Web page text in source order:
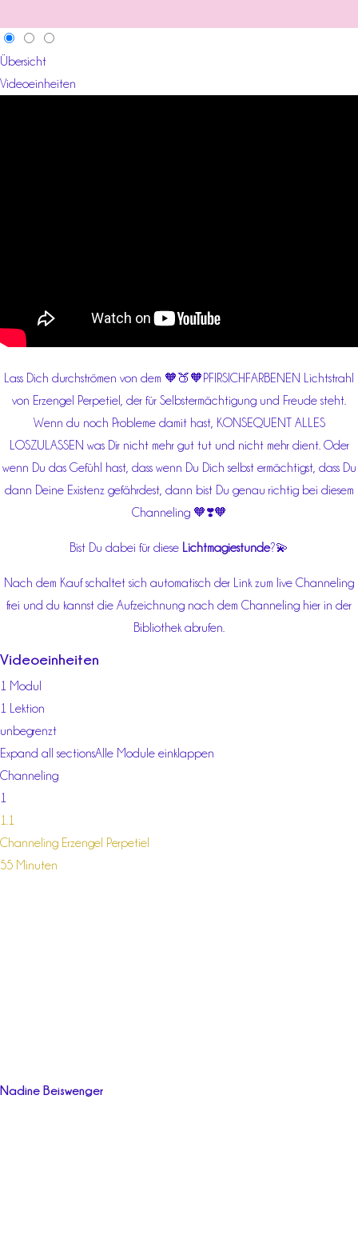
Übersicht
Videoeinheiten
Lass Dich durchströmen von dem 🧡🍑🧡PFIRSICHFARBENEN Lichtstrahl
von Erzengel Perpetiel, der für Selbstermächtigung und Freude steht.
Wenn du noch Probleme damit hast, KONSEQUENT ALLES
LOSZULASSEN was Dir nicht mehr gut tut und nicht mehr dient. Oder
wenn Du das Gefühl hast, dass wenn Du Dich selbst ermächtigst, dass Du
dann Deine Existenz gefährdest, dann bist Du genau richtig bei diesem
Channeling 🧡❣️🧡
Bist Du dabei für diese Lichtmagiestunde?💫
Nach dem Kauf schaltet sich automatisch der Link zum live Channeling
frei und du kannst die Aufzeichnung nach dem Channeling hier in der
Bibliothek abrufen.
Videoeinheiten
1 Modul
1 Lektion
unbegrenzt
Expand all sectionsAlle Module einklappen
Channeling
1
1.1
Channeling Erzengel Perpetiel
55 Minuten
Nadine Beiswenger